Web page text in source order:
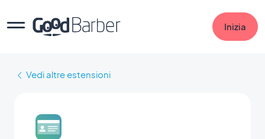
Inizia
Vedi altre estensioni